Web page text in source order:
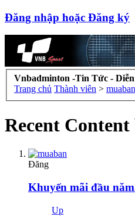
Đăng nhập hoặc Đăng ký
Vnbadminton -Tin Tức -
Trang chủ Thành viên > muaban
Recent
Đăng
Khuyến mãi đầu
Up